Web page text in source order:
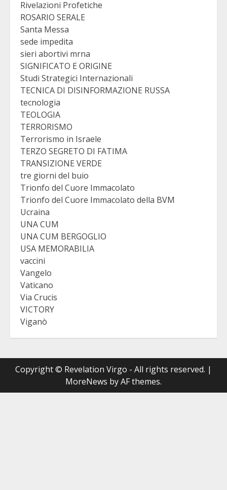
Rivelazioni Profetiche
ROSARIO SERALE
Santa Messa
sede impedita
sieri abortivi mrna
SIGNIFICATO E ORIGINE
Studi Strategici Internazionali
TECNICA DI DISINFORMAZIONE RUSSA
tecnologia
TEOLOGIA
TERRORISMO
Terrorismo in Israele
TERZO SEGRETO DI FATIMA
TRANSIZIONE VERDE
tre giorni del buio
Trionfo del Cuore Immacolato
Trionfo del Cuore Immacolato della BVM
Ucraina
UNA CUM
UNA CUM BERGOGLIO
USA MEMORABILIA
vaccini
Vangelo
Vaticano
Via Crucis
VICTORY
Viganò
Copyright © Revelation Virgo - All rights reserved. |
MoreNews by AF themes.